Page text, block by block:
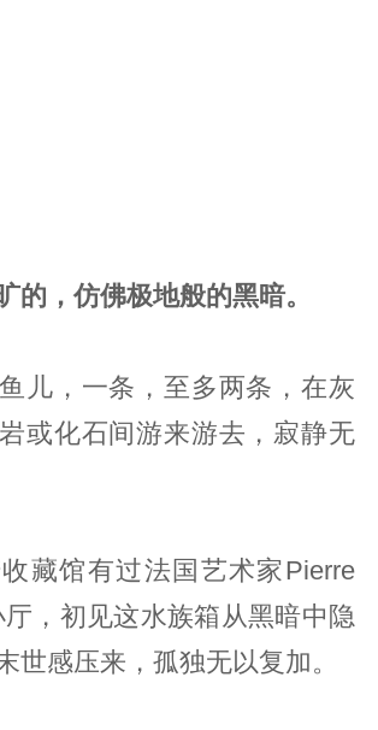
的，仿佛极地般的黑暗。
儿，一条，至多两条，在灰
或化石间游来游去，寂静无
藏馆有过法国艺术家Pierre
，初见这水族箱从黑暗中隐
世感压来，孤独无以复加。